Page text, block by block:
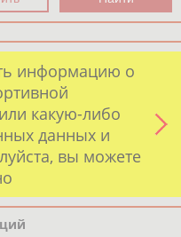
информацию о
какую-либо
данных и
вы можете